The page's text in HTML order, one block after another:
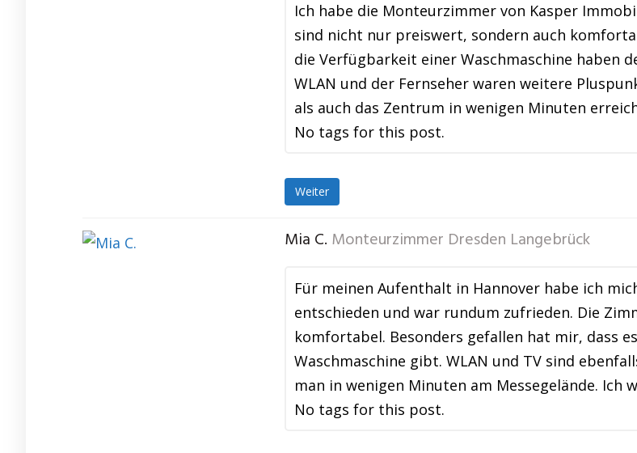
Ich habe die Monteurzimmer von Kasper
sind nicht nur preiswert, sondern auch
die Verfügbarkeit einer Waschmaschine haben
WLAN und der Fernseher waren weitere
als auch das Zentrum in wenigen Minuten
No tags for this post.
Weiter
Mia C. Monteurzimmer Dresden Langebrück
Für meinen Aufenthalt in Hannover habe ich
entschieden und war rundum zufrieden. Die
komfortabel. Besonders gefallen hat mir, dass
Waschmaschine gibt. WLAN und TV sind
man in wenigen Minuten am Messegelände. Ich
No tags for this post.